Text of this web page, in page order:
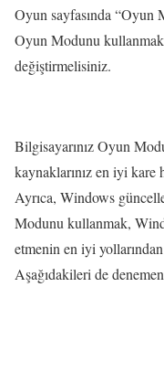
Oyun sayfasında “Oyun
Oyun Modunu
değiştirmelisiniz.
Bilgisayarınız Oyun
kaynaklarınız en iyi kare
Ayrıca, Windows
Modunu kullanmak,
etmenin en iyi
Aşağıdakileri de